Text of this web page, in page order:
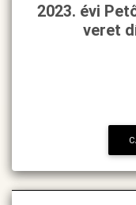
2023. évi
veret